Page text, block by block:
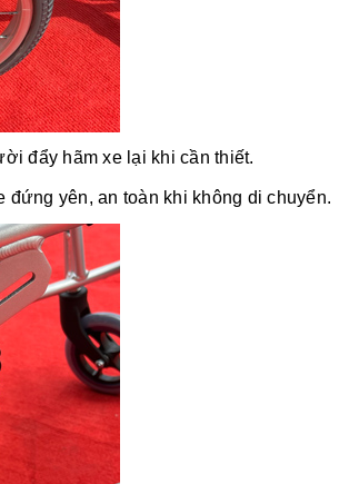
đẩy hãm xe lại khi cần thiết.
đứng yên, an toàn khi không di chuyển.